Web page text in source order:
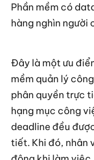
Phần mềm có
hàng nghìn người
Đây là một ưu
mềm quản lý
phân quyền trực
hạng mục công
deadline đều
tiết. Khi đó, nhân